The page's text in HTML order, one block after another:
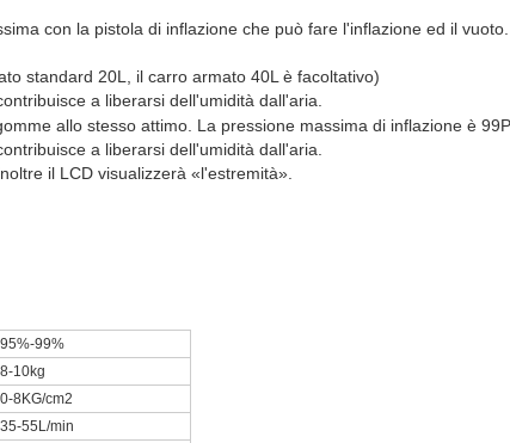
con la pistola di inflazione che può fare l'inflazione ed il
standard 20L, il carro armato 40L è facoltativo)
a liberarsi dell'umidità dall'aria.
allo stesso attimo. La pressione massima di inflazione è
a liberarsi dell'umidità dall'aria.
il LCD visualizzerà «l'estremità».
95%-99%
8-10kg
0-8KG/cm2
35-55L/min